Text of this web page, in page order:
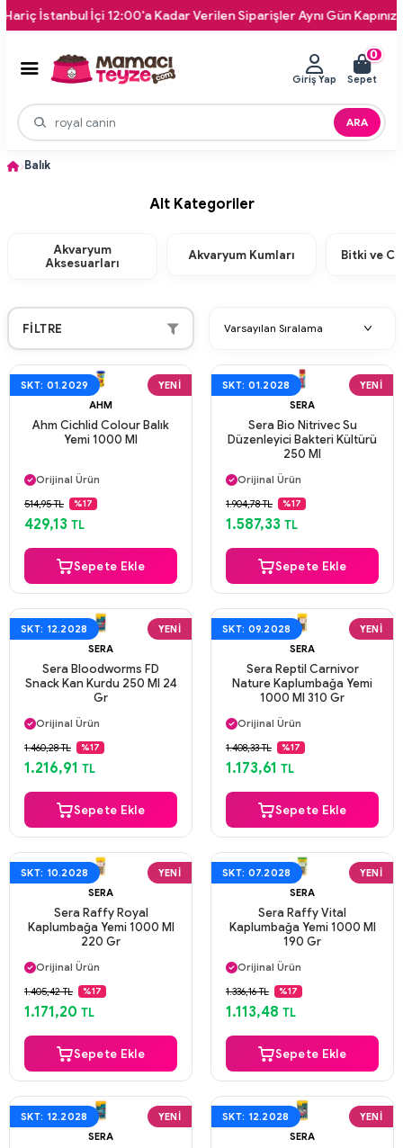
İçi 12:00'a Kadar Verilen Siparişler Aynı Gün Kapınıza Teslim!
ARA
Giriş Yap
0
Sepet
Balık
Alt Kategoriler
Akvaryum
Aksesuarları
Akvaryum Kumları Bitki ve
FILTRE
SKT: 01.2029
YENI
AHM
Ahm Cichlid Colour Balık
Yemi 1000 Ml
Orijinal Ürün
Güvenli Ödeme
Aynı Gün Kargo
514,95 TL %17
429,13 TL
Sepete Ekle
SKT: 01.2028
YENI
SERA
Sera Bio Nitrivec Su
Düzenleyici Bakteri Kültürü
250 Ml
Aynı Gün Kargo
Orijinal Ürün
Güvenli Ödeme
Aynı Gün Kargo
1.904,78 TL %17
1.587,33 TL
Sepete Ekle
SKT: 12.2028
YENI
SERA
Sera Bloodworms FD
Snack Kan Kurdu 250 Ml 24
Gr
Aynı Gün Kargo
Orijinal Ürün
Güvenli Ödeme
Aynı Gün Kargo
1.460,28 TL %17
1.216,91 TL
Sepete Ekle
SKT: 09.2028
YENI
SERA
Sera Reptil Carnivor
Nature Kaplumbağa Yemi
1000 Ml 310 Gr
Aynı Gün Kargo
Orijinal Ürün
Güvenli Ödeme
Aynı Gün Kargo
1.408,33 TL %17
1.173,61 TL
Sepete Ekle
SKT: 10.2028
YENI
SERA
Sera Raffy Royal
Kaplumbağa Yemi 1000 Ml
220 Gr
Aynı Gün Kargo
Orijinal Ürün
Güvenli Ödeme
Aynı Gün Kargo
1.405,42 TL %17
1.171,20 TL
Sepete Ekle
SKT: 07.2028
YENI
SERA
Sera Raffy Vital
Kaplumbağa Yemi 1000 Ml
190 Gr
Aynı Gün Kargo
Orijinal Ürün
Güvenli Ödeme
Aynı Gün Kargo
1.336,16 TL %17
1.113,48 TL
Sepete Ekle
SKT: 12.2028
YENI
SERA
SKT: 12.2028
YENI
SERA